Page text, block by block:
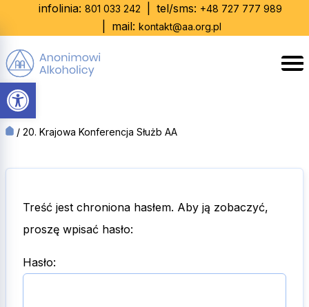
Otwórz pasek narzędzi
infolinia: 801 033 242 tel/sms: +48 727 777 989
mail: kontakt@aa.org.pl
/ 20. Krajowa Konferencja Służb AA
Treść jest chroniona hasłem. Aby ją zobaczyć,
proszę wpisać hasło:
Hasło: